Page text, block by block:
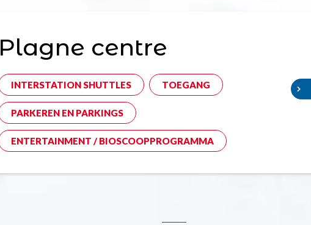
Plagne centre
INTERSTATION SHUTTLES TOEGANG
PARKEREN EN PARKINGS
ENTERTAINMENT / BIOSCOOPPROGRAMMA